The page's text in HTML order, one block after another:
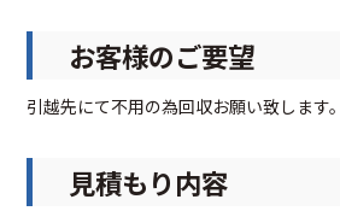
お客様のご要望
引越先にて不用の為回収お願い致します。
見積もり内容